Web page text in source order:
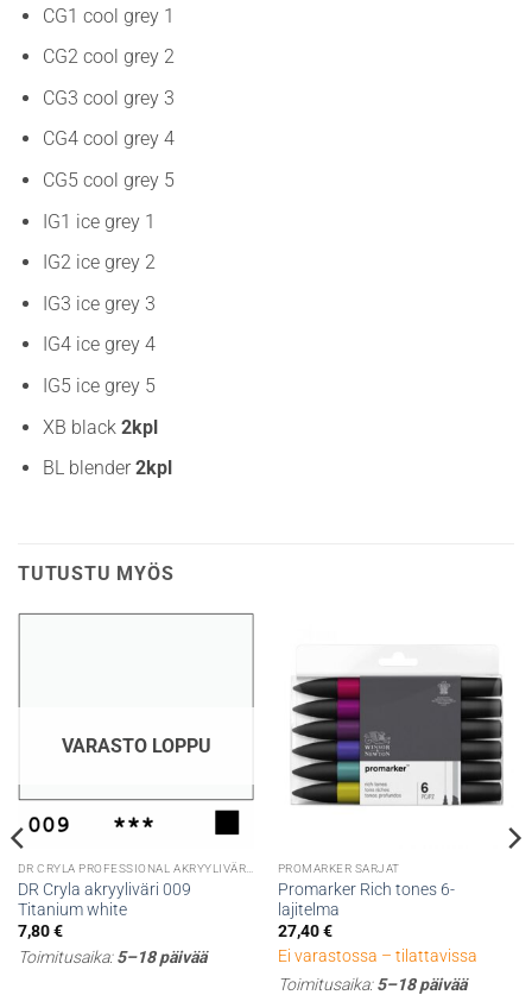
CG1 cool grey 1
CG2 cool grey 2
CG3 cool grey 3
CG4 cool grey 4
CG5 cool grey 5
IG1 ice grey 1
IG2 ice grey 2
IG3 ice grey 3
IG4 ice grey 4
IG5 ice grey 5
XB black 2kpl
BL blender2kpl
TUTUSTU MYÖS
VARASTO LOPPU
DR Cryla akryyliväri 009
Titanium white
7,80€
Toimitusaika:5–18 päivää
PROMARKER SARJAT
Promarker Rich tones 6-
lajitelma
27,40€
Ei varastossa – tilattavissa
Toimitusaika:5–18 päivää